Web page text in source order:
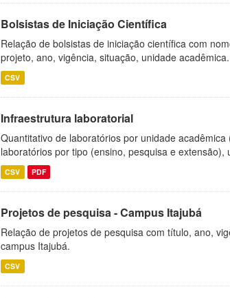
Bolsistas de Iniciação Científica
Relação de bolsistas de iniciação científica com
projeto, ano, vigência, situação, unidade acadêmica.
CSV
Infraestrutura laboratorial
Quantitativo de laboratórios por unidade
laboratórios por tipo (ensino, pesquisa e extensão),
CSV PDF
Projetos de pesquisa - Campus Itajubá
Relação de projetos de pesquisa com título, ano,
campus Itajubá.
CSV